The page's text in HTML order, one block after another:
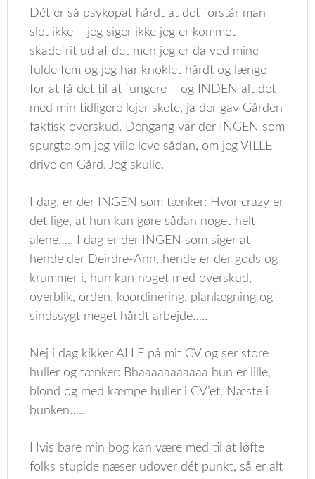
Dét er så psykopat hårdt at det forstår man
slet ikke – jeg siger ikke jeg er kommet
skadefrit ud af det men jeg er da ved mine
fulde fem og jeg har knoklet hårdt og længe
for at få det til at fungere – og INDEN alt det
med min tidligere lejer skete, ja der gav Gården
faktisk overskud. Déngang var der INGEN som
spurgte om jeg ville leve sådan, om jeg VILLE
drive en Gård. Jeg skulle.
I dag, er der INGEN som tænker: Hvor crazy er
det lige, at hun kan gøre sådan noget helt
alene….. I dag er der INGEN som siger at
hende der Deirdre-Ann, hende er der gods og
krummer i, hun kan noget med overskud,
overblik, orden, koordinering, planlægning og
sindssygt meget hårdt arbejde…..
Nej i dag kikker ALLE på mit CV og ser store
huller og tænker: Bhaaaaaaaaaaa hun er lille,
blond og med kæmpe huller i CV’et. Næste i
bunken…..
Hvis bare min bog kan være med til at løfte
folks stupide næser udover dét punkt, så er alt